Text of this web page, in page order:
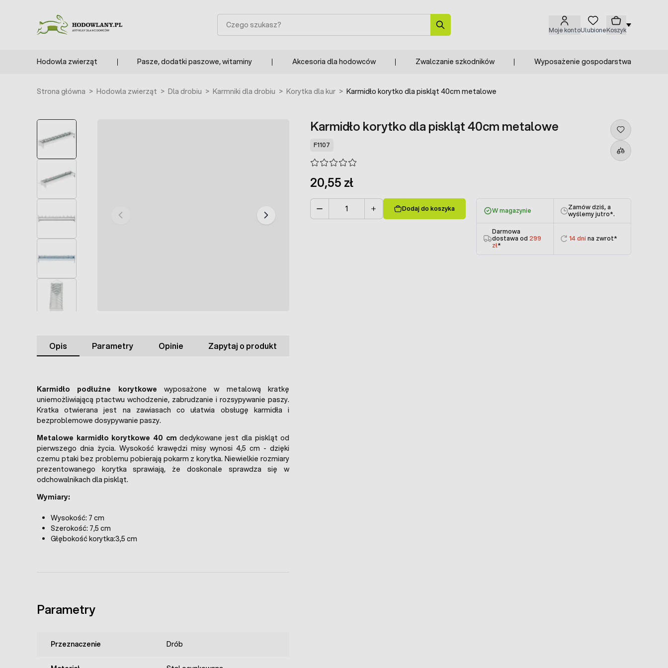
Moje kontoUlubioneKoszyk
Szukaj
Hodowla zwierząt Pasze, dodatki paszowe, witaminy Akcesoria dla hodowców Zwalczanie szkodników Wyposażenie gospodarstwa
Strona główna > Hodowla zwierząt > Dla drobiu > Karmniki dla drobiu > Korytka dla kur > Karmidło korytko dla piskląt 40cm metalowe
Karmidło korytko dla piskląt 40cm metalowe
F1107
20,55 zł
Dodaj do koszyka W magazynie
Zamów dziś, a
wyślemy jutro*.
Darmowa
dostawa od 299
zł*
14 dni na zwrot*
Opis Parametry Opinie Zapytaj o produkt
Karmidło podłużne korytkowe wyposażone w metalową kratkę
uniemożliwiającą ptactwu wchodzenie, zabrudzanie i rozsypywanie paszy.
Kratka otwierana jest na zawiasach co ułatwia obsługę karmidła i
bezproblemowe dosypywanie paszy.
Metalowe karmidło korytkowe 40 cm dedykowane jest dla piskląt od
pierwszego dnia życia. Wysokość krawędzi misy wynosi 4,5 cm - dzięki
czemu ptaki bez problemu pobierają pokarm z korytka. Niewielkie rozmiary
prezentowanego korytka sprawiają, że doskonale sprawdza się w
odchowalnikach dla piskląt.
Wymiary:
Wysokość: 7 cm
Szerokość: 7,5 cm
Głębokość korytka:3,5 cm
Parametry
Przeznaczenie Drób